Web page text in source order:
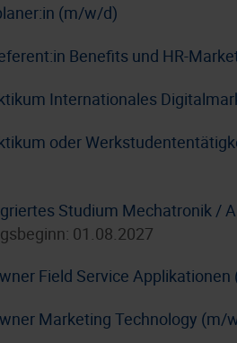
(m/w/d)
Benefits und HR-
Internationales
oder
Studium Mechatronik /
01.08.2027
Field Service
Marketing Technology (m/